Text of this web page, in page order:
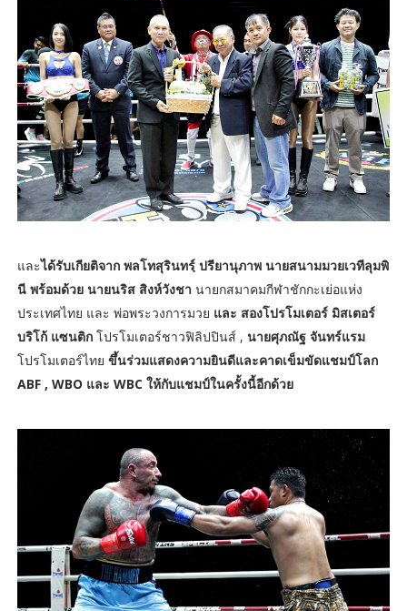
และได้รับเกียติจาก พลโทสุรินทรฺ์ ปรียานุภาพ นายสนามมวยเวทีลุมพิ
นี พร้อมด้วย นายนริส สิงห์วังชา นายกสมาคมกีฬาชักกะเย่อแห่ง
ประเทศไทย และ พ่อพระวงการมวย และ สองโปรโมเตอร์ มิสเตอร์
บริโก้ แซนติก โปรโมเตอร์ชาวฟิลิปปินส์ , นายศุภณัฐ จันทร์แรม
โปรโมเตอร์ไทย ขึ้นร่วมแสดงความยินดีและคาดเข็มขัดแชมป์โลก
ABF , WBO และ WBC ให้กับแชมป์ในครั้งนี้อีกด้วย